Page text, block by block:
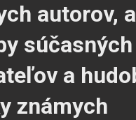
autorov,
súčasných
a
známych